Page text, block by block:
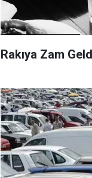
Rakıya Zam